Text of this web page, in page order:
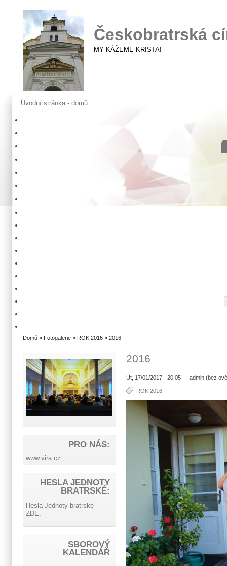
Českobratrská
MY KÁŽEME KRISTA!
Úvodní stránka - domů
Domů » Fotogalerie » ROK 2016 » 2016
2016
Út, 17/01/2017 - 20:05 — admin (bez
ROK 2016
PRO NÁS:
www.vira.cz
HESLA JEDNOTY
BRATRSKÉ:
Hesla Jednoty bratrské -
ZDE.
SBOROVÝ
KALENDÁŘ